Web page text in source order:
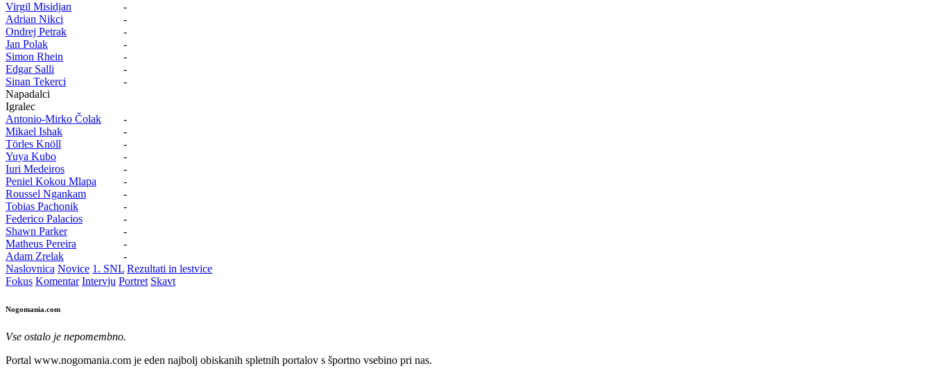
Virgil Misidjan
-
Adrian Nikci
-
Ondrej Petrak
-
Jan Polak
-
Simon Rhein
-
Edgar Salli
-
Sinan Tekerci
-
Napadalci
Igralec
Antonio-Mirko Čolak
-
Mikael Ishak
-
Törles Knöll
-
Yuya Kubo
-
Iuri Medeiros
-
Peniel Kokou Mlapa
-
Roussel Ngankam
-
Tobias Pachonik
-
Federico Palacios
-
Shawn Parker
-
Matheus Pereira
-
Adam Zrelak
-
Naslovnica Novice 1. SNL Rezultati in lestvice
Fokus Komentar Intervju Portret Skavt
Nogomania.com
Vse ostalo je nepomembno.
Portal www.nogomania.com je eden najbolj obiskanih spletnih portalov s športno vsebino pri nas.